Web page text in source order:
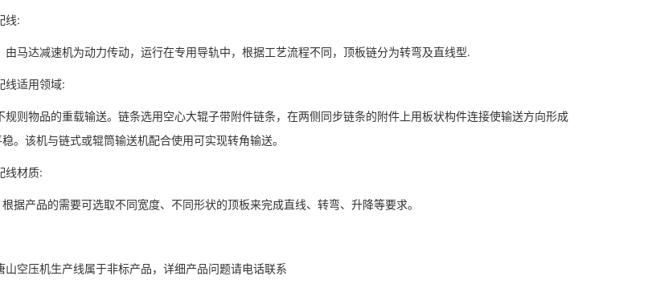
线:
由马达减速机为动力传动，运行在专用导轨中，根据工艺流程不同，顶板链分为转弯及直线型.
线适用领域:
规则物品的重载输送。链条选用空心大辊子带附件链条，在两侧同步链条的附件上用板状构件连接使输送方向形成
。该机与链式或辊筒输送机配合使用可实现转角输送。
线材质:
据产品的需要可选取不同宽度、不同形状的顶板来完成直线、转弯、升降等要求。
山空压机生产线属于非标产品，详细产品问题请电话联系